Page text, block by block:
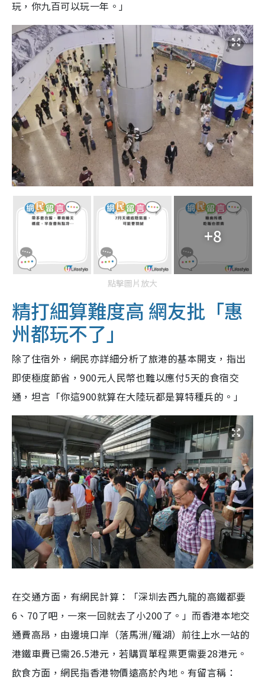
玩，你九百可以玩一年。」
+8
點擊圖片放大
精打細算難度高 網友批「惠
州都玩不了」
除了住宿外，網民亦詳細分析了旅港的基本開支，指出
即使極度節省，900元人民幣也難以應付5天的食宿交
通，坦言「你這900就算在大陸玩都是算特種兵的。」
在交通方面，有網民計算：「深圳去西九龍的高鐵都要
6、70了吧，一來一回就去了小200了。」而香港本地交
通費高昂，由邊境口岸（落馬洲/羅湖）前往上水一站的
港鐵車費已需26.5港元，若購買單程票更需要28港元。
飲食方面，網民指香港物價遠高於內地。有留言稱：